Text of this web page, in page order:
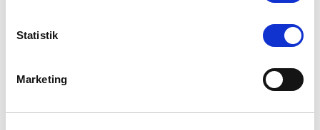
Statistik
Marketing
Kategorier: